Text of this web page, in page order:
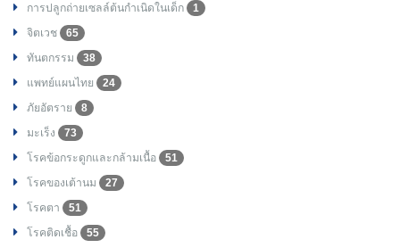
การปลูกถ่ายเซลล์ต้นกำเนิดในเด็ก
1
จิตเวช
65
ทันตกรรม
38
แพทย์แผนไทย
24
ภัยอัตราย
8
มะเร็ง
73
โรคข้อกระดูกและกล้ามเนื้อ
51
โรคของเต้านม
27
โรคตา
51
โรคติดเชื้อ
55